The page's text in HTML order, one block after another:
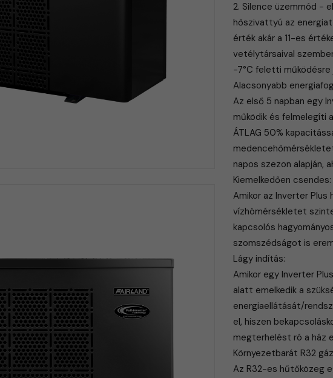
2. Silence üzemmód -
hőszivattyú az
érték akár a 11-es
vetélytársaival
-7°C feletti működésre
Alacsonyabb
Az első 5 napban egy
működik és felmelegíti
ÁTLAG 50%
napos szezon alapján,
Kiemelkedően csendes:
Amikor az Inverter
vízhömérsékletet
kapcsolós
szomszédságot is
Lágy indítás:
Amikor egy Inverter
alatt emelkedik a
energiaellátását/
el, hiszen
megterhelést ró a ház
Környezetbarát R32
Az R32-es hűtőközeg